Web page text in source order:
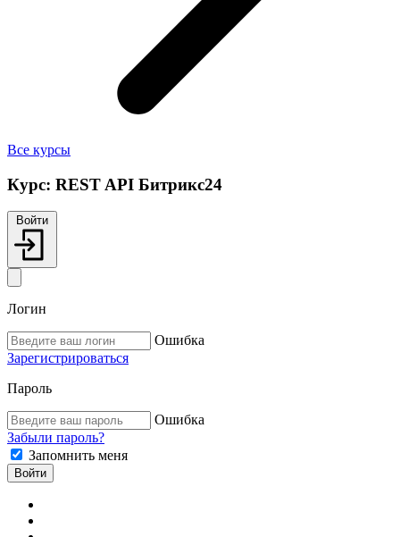
Все курсы
Курс: REST API Битрикс24
Войти
Логин
Ошибка
Зарегистрироваться
Пароль
Ошибка
Забыли пароль?
Запомнить меня
Войти